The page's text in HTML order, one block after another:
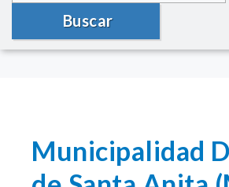
Buscar
Municipalidad